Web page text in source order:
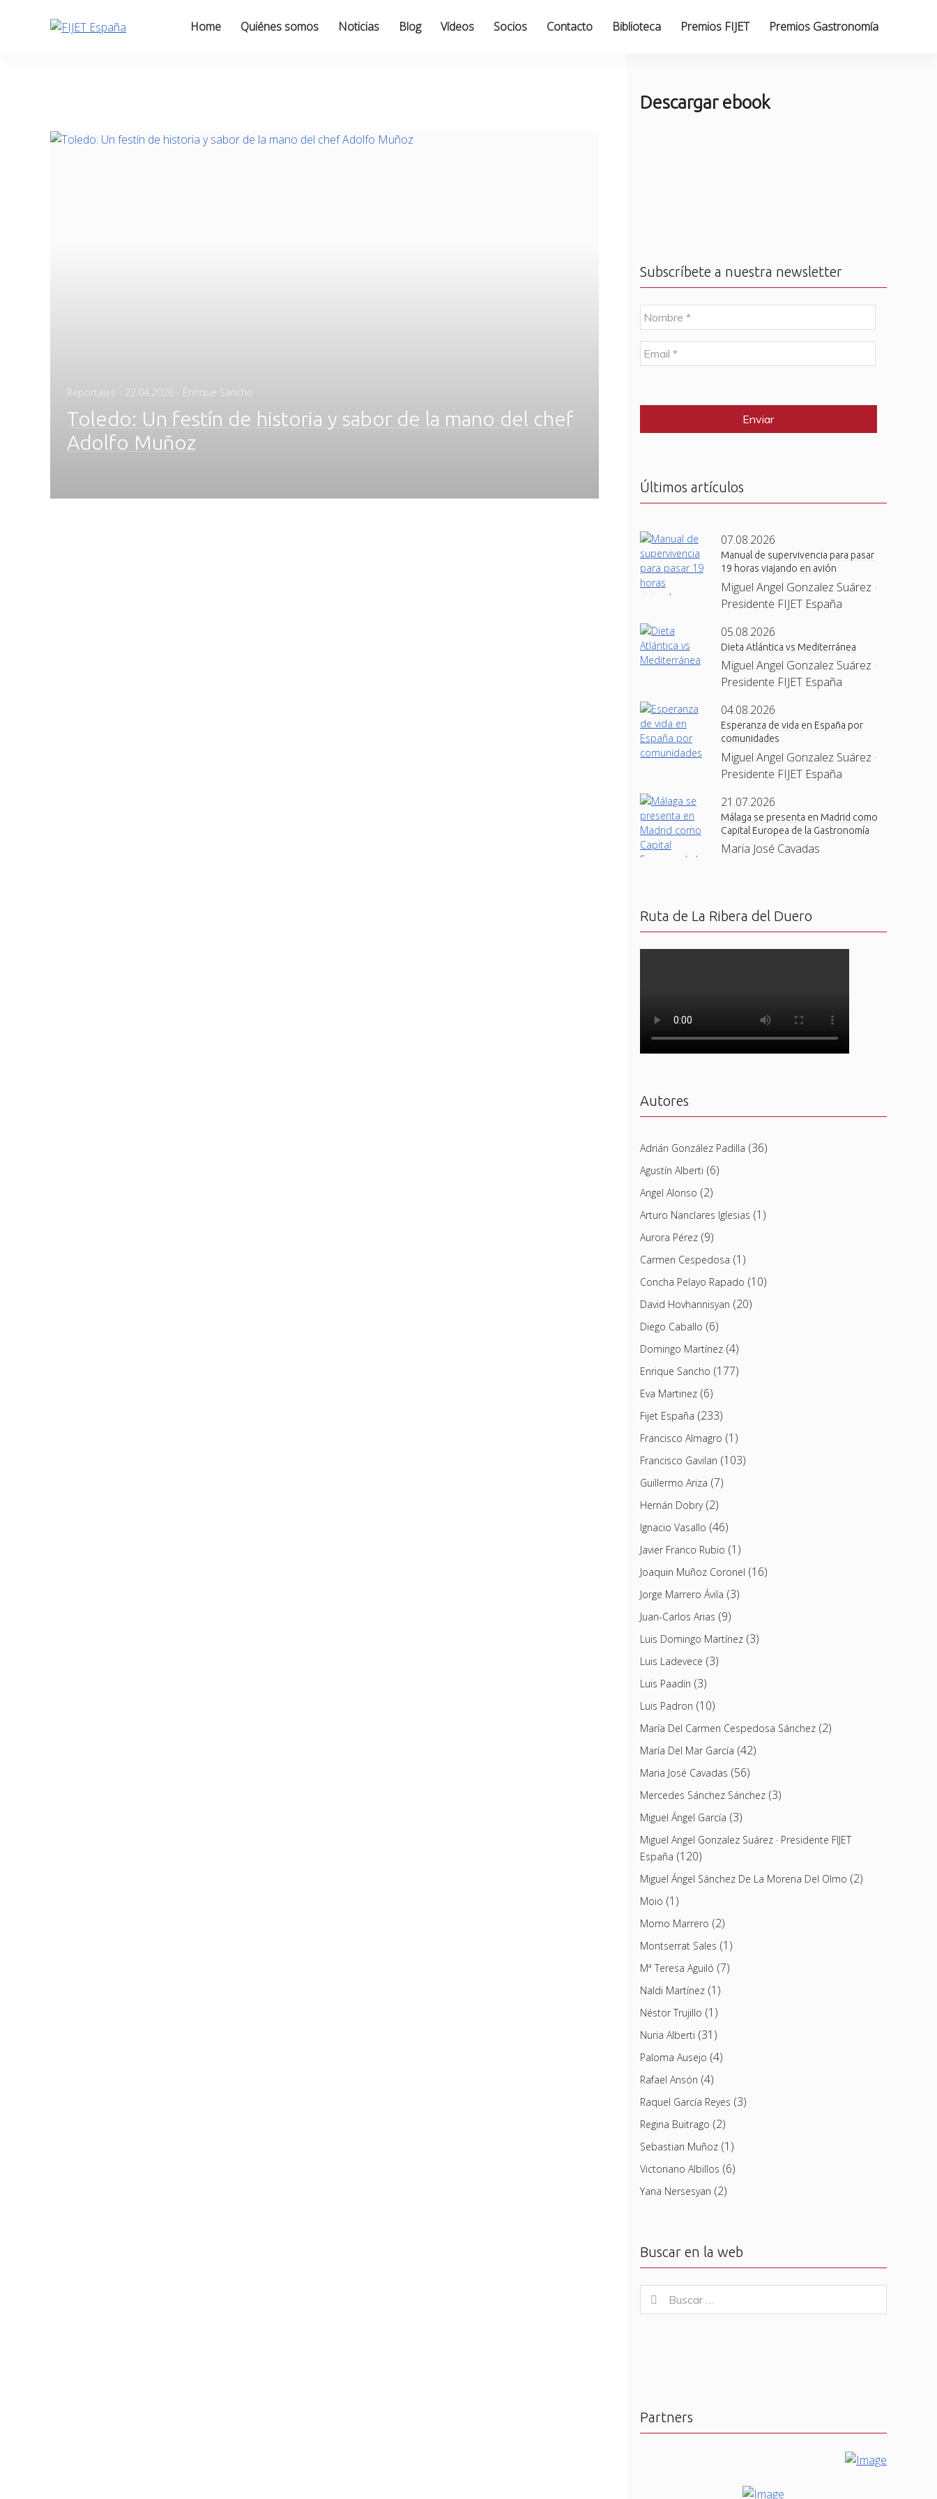
Home Quiénes somos Noticias Blog Vídeos Socios Contacto Biblioteca Premios FIJET Premios Gastronomía
Reportajes - Posted
22.04.2026 - Enrique Sancho
Toledo: Un festín de historia y sabor de la mano del chef
Adolfo Muñoz
Descargar ebook
Subscríbete a nuestra newsletter
N
o
m
b
r
E
m
l
Últimos artículos
07.08.2026
Manual de supervivencia para pasar
19 horas viajando en avión
Miguel Angel Gonzalez Suárez ·
Presidente FIJET España
05.08.2026
Dieta Atlántica vs Mediterránea
Miguel Angel Gonzalez Suárez ·
Presidente FIJET España
04.08.2026
Esperanza de vida en España por
comunidades
Miguel Angel Gonzalez Suárez ·
Presidente FIJET España
21.07.2026
Málaga se presenta en Madrid como
Capital Europea de la Gastronomía
Maria José Cavadas
Ruta de La Ribera del Duero
Autores
Adrián González Padilla (36)
Agustín Alberti (6)
Angel Alonso (2)
Arturo Nanclares Iglesias (1)
Aurora Pérez(9)
Carmen Cespedosa (1)
Concha Pelayo Rapado (10)
David Hovhannisyan (20)
Diego Caballo (6)
Domingo Martínez(4)
Enrique Sancho (177)
Eva Martinez(6)
Fijet España (233)
Francisco Almagro (1)
Francisco Gavilan (103)
Guillermo Ariza (7)
Hernán Dobry(2)
Ignacio Vasallo (46)
Javier Franco Rubio (1)
Joaquin Muñoz Coronel (16)
Jorge Marrero Ávila (3)
Juan-Carlos Arias (9)
Luis Domingo Martínez(3)
Luis Ladevece (3)
Luis Paadín (3)
Luis Padron (10)
María Del Carmen Cespedosa Sánchez(2)
María Del Mar García (42)
Maria José Cavadas (56)
Mercedes Sánchez Sánchez(3)
Miguel Ángel García (3)
Miguel Angel Gonzalez Suárez · Presidente FIJET
España (120)
Miguel Ángel Sánchez De La Morena Del Olmo (2)
Moio (1)
Momo Marrero (2)
Montserrat Sales (1)
Mª Teresa Aguiló (7)
Naldi Martínez(1)
Néstor Trujillo (1)
Nuria Alberti (31)
Paloma Ausejo (4)
Rafael Ansón (4)
Raquel García Reyes (3)
Regina Buitrago (2)
Sebastian Muñoz(1)
Victoriano Albillos (6)
Yana Nersesyan (2)
Buscar en la web
for:
Buscar
Partners